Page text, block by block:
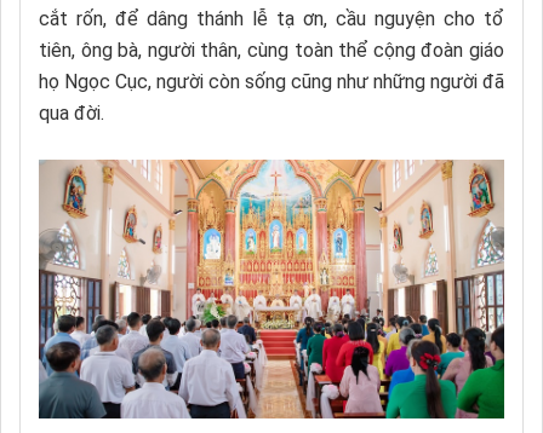
cắt rốn, để dâng thánh lễ tạ ơn, cầu nguyện cho tổ
tiên, ông bà, người thân, cùng toàn thể cộng đoàn giáo
họ Ngọc Cục, người còn sống cũng như những người đã
qua đời.